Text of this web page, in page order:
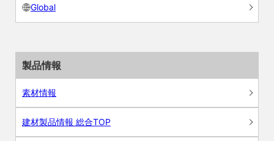
Global
製品情報
素材情報
建材製品情報 総合TOP